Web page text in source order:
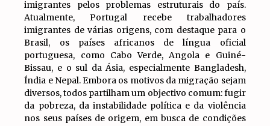
imigrantes pelos problemas estruturais do país.
Atualmente, Portugal recebe trabalhadores
imigrantes de várias origens, com destaque para o
Brasil, os países africanos de língua oficial
portuguesa, como Cabo Verde, Angola e Guiné-
Bissau, e o sul da Ásia, especialmente Bangladesh,
Índia e Nepal. Embora os motivos da migração sejam
diversos, todos partilham um objectivo comum: fugir
da pobreza, da instabilidade política e da violência
nos seus países de origem, em busca de condições